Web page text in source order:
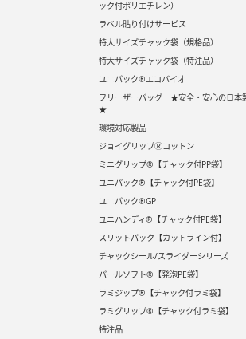
ック付ポリエチレン）
ラベル貼り付けサービス
特大サイズチャック袋（規格品）
特大サイズチャック袋（特注品）
ユニパック®エコバイオ
フリーザーバッグ ★安全・安心の日本
★
環境対応製品
ジョイグリップⓇコットン
ミニグリップ®【チャック付PP袋】
ユニパック®【チャック付PE袋】
ユニパック®GP
ユニハンディ®【チャック付PE袋】
スリットパック【カットライン付】
チャックシール/スライダーシリーズ
パールソフト®【発泡PE袋】
ラミジップ®【チャック付ラミ袋】
ラミグリップ®【チャック付ラミ袋】
特注品